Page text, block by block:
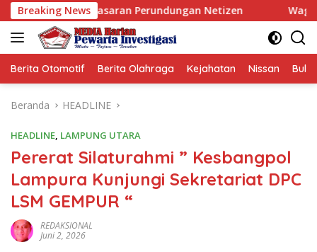
Langsung
ke
konten
Breaking News
Sasaran Perundungan Netizen Wagub Jihan
Berita Otomotif Berita Olahraga Kejahatan Nissan
Beranda HEADLINE
HEADLINE, LAMPUNG UTARA
Pererat Silaturahmi ” Kesbangpol
Lampura Kunjungi Sekretariat DPC
LSM GEMPUR “
REDAKSIONAL
Juni 2, 2026